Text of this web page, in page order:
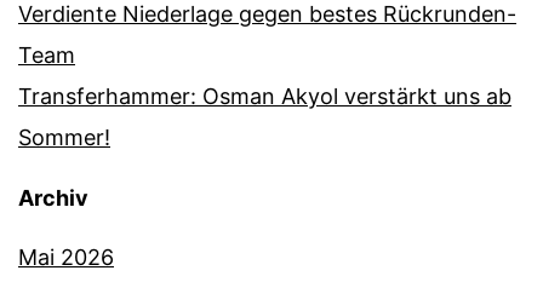
Verdiente Niederlage gegen bestes Rückrunden-
Team
Transferhammer: Osman Akyol verstärkt uns ab
Sommer!
Archiv
Mai 2026